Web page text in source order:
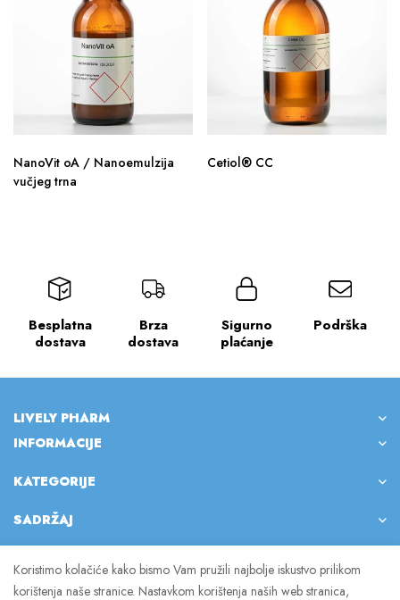
NanoVit oA / Nanoemulzija
vučjeg trna
Cetiol® CC
Besplatna
dostava
Brza
dostava
Sigurno
plaćanje
Podrška
LIVELY PHARM
INFORMACIJE
KATEGORIJE
SADRŽAJ
Koristimo kolačiće kako bismo Vam pružili najbolje iskustvo prilikom
korištenja naše stranice. Nastavkom korištenja naših web stranica,